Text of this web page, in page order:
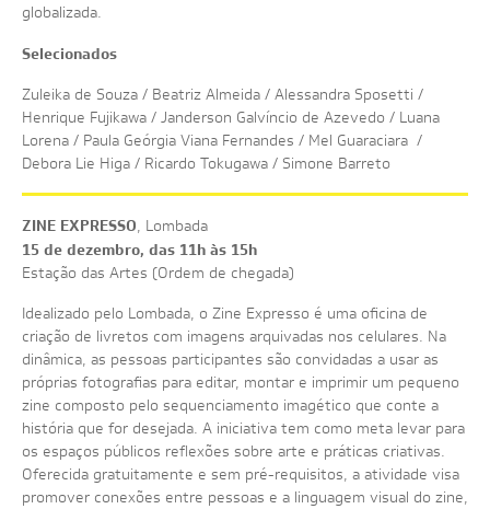
globalizada.
Selecionados
Zuleika de Souza / Beatriz Almeida / Alessandra Sposetti /
Henrique Fujikawa / Janderson Galvíncio de Azevedo / Luana
Lorena / Paula Geórgia Viana Fernandes / Mel Guaraciara /
Debora Lie Higa / Ricardo Tokugawa / Simone Barreto
ZINE EXPRESSO, Lombada
15 de dezembro, das 11h às 15h
Estação das Artes (Ordem de chegada)
Idealizado pelo Lombada, o Zine Expresso é uma oficina de
criação de livretos com imagens arquivadas nos celulares. Na
dinâmica, as pessoas participantes são convidadas a usar as
próprias fotografias para editar, montar e imprimir um pequeno
zine composto pelo sequenciamento imagético que conte a
história que for desejada. A iniciativa tem como meta levar para
os espaços públicos reflexões sobre arte e práticas criativas.
Oferecida gratuitamente e sem pré-requisitos, a atividade visa
promover conexões entre pessoas e a linguagem visual do zine,